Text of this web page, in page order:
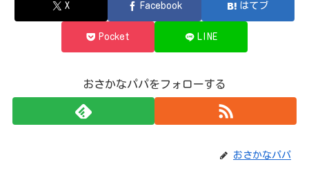
X Facebook はてブ
Pocket LINE
おさかなパパをフォローする
おさかなパパ